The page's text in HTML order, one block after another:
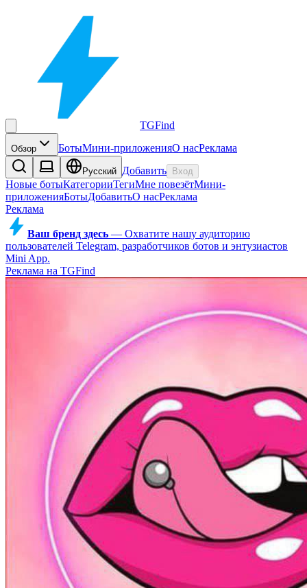
TGFind
Обзор БотыМини-приложенияО насРеклама
Русский Добавить Вход
Новые ботыКатегорииТегиМне повезётМини-
приложенияБотыДобавитьО насРеклама
Реклама
Ваш бренд здесь — Охватите нашу аудиторию
пользователей Telegram, разработчиков ботов и энтузиастов
Mini App.
Реклама на TGFind